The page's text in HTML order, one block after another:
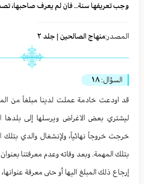
وجب تعريفها سنة.. فان لم يعرف صاحبها،
المصدر:منهاج الصالحين | جلد ٢
السؤال: ١٨
قد اودعت خادمة عملت لدينا مبلغاً من
ليشتري بعض الاغراض ويرسلها إلى بلدها
خرجت خروجاً نهائياً، ولإنشغال والدي بتلك
بتلك المهمة. وبعد وفاته وعدم معرفتنا
إرجاع ذلك المبلغ اليها أو حتى معرفة